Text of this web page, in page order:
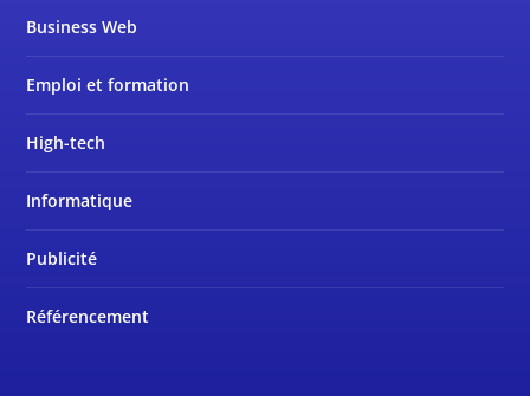
Business Web
Emploi et formation
High-tech
Informatique
Publicité
Référencement